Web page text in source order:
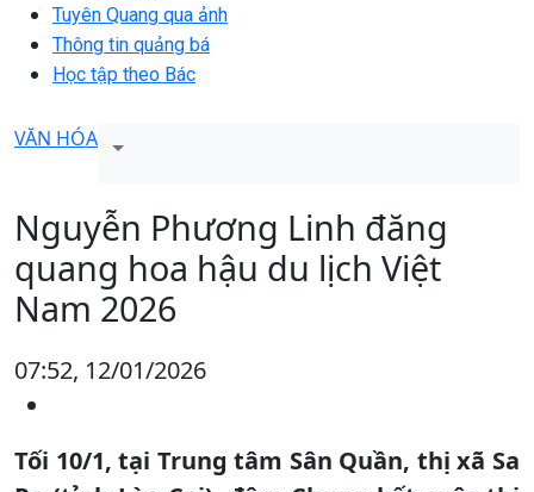
Tuyên Quang qua ảnh
Thông tin quảng bá
Học tập theo Bác
VĂN HÓA
Nguyễn Phương Linh đăng
quang hoa hậu du lịch Việt
Nam 2026
07:52, 12/01/2026
Tối 10/1, tại Trung tâm Sân Quần, thị xã Sa